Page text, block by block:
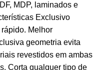
MDP, laminados e
Exclusivo
Melhor
geometria evita
revestidos em ambas
Corta qualquer tipo de